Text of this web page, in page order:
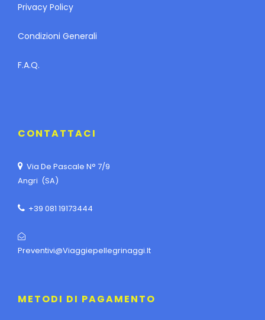
Privacy Policy
Condizioni Generali
F.A.Q.
CONTATTACI
Via De Pascale N° 7/9
Angri (SA)
+39 081 19173444
Preventivi@viaggiepellegrinaggi.it
METODI DI PAGAMENTO